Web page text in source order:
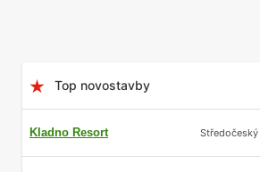
Top novostavby
Kladno Resort Středočeský